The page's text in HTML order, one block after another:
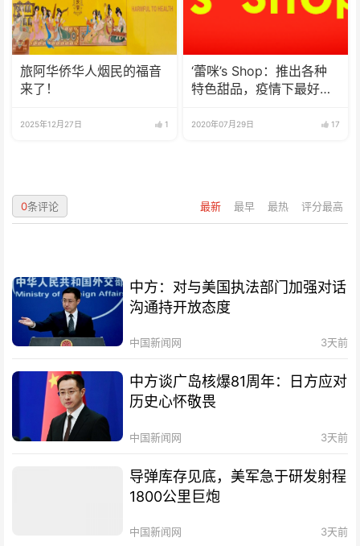
旅阿华侨华人烟民的福音
来了！
2025年12月27日 1
‘蕾咪’s Shop：推出各种
特色甜品，疫情下最好的
2020年07月29日 17
最新 最早 最热 评分最高
0条评论
中方：对与美国执法部门加强对话
沟通持开放态度
中国新闻网 3天前
中方谈广岛核爆81周年：日方应对
历史心怀敬畏
中国新闻网 3天前
导弹库存见底，美军急于研发射程
1800公里巨炮
中国新闻网 3天前